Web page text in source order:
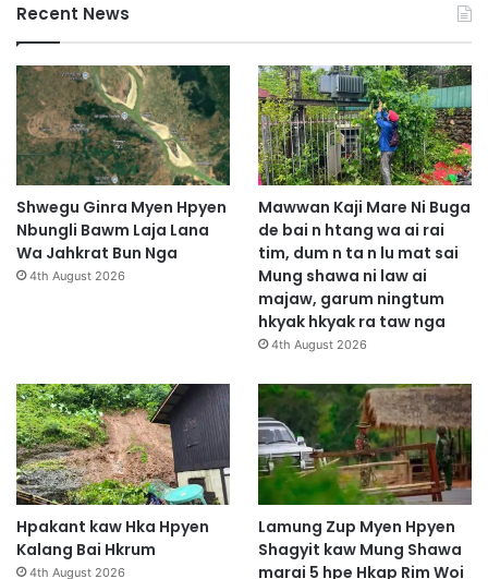
Recent News
Shwegu Ginra Myen Hpyen
Nbungli Bawm Laja Lana
Wa Jahkrat Bun Nga
4th August 2026
Mawwan Kaji Mare Ni Buga
de bai n htang wa ai rai
tim, dum n ta n lu mat sai
Mung shawa ni law ai
majaw, garum ningtum
hkyak hkyak ra taw nga
4th August 2026
Hpakant kaw Hka Hpyen
Kalang Bai Hkrum
4th August 2026
Lamung Zup Myen Hpyen
Shagyit kaw Mung Shawa
marai 5 hpe Hkap Rim Woi